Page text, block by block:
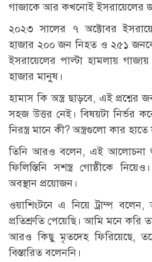
গাজাকে আর কখনোই ইসরায়েলের
২০২৩ সালের ৭ অক্টোবর
হাজার ২০০ জন নিহত ও ২৫১
ইসরায়েলের পাল্টা হামলায় গাজায়
হাজার মানুষ।
হামাস কি অস্ত্র ছাড়বে, এই প্রশ্নের
সহজ উত্তর নেই। বিষয়টা নির্ভর
নিরস্ত্র মানে কী? অস্ত্রগুলো কার হাতে
তিনি আরও বলেন, এই আলোচনা
ফিলিস্তিনি সশস্ত্র গোষ্ঠীকে
অবস্থান প্রয়োজন।
ওয়াশিংটনে এ নিয়ে ট্রাম্প
প্রতিশ্রুতি পেয়েছি। আমি মনে করি
আরও কিছু মৃতদেহ ফিরিয়েছে, তবে
বিস্তারিত বলেননি।